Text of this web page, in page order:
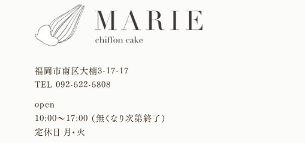
福岡市南区大楠3-17-17
TEL 092-522-5808
open
10:00〜17:00 （無くなり次第終了）
定休日 月・火